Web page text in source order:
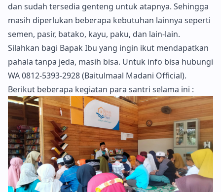
dan sudah tersedia genteng untuk atapnya. Sehingga
masih diperlukan beberapa kebutuhan lainnya seperti
semen, pasir, batako, kayu, paku, dan lain-lain.
Silahkan bagi Bapak Ibu yang ingin ikut mendapatkan
pahala tanpa jeda, masih bisa. Untuk info bisa hubungi
WA 0812-5393-2928 (Baitulmaal Madani Official).
Berikut beberapa kegiatan para santri selama ini :